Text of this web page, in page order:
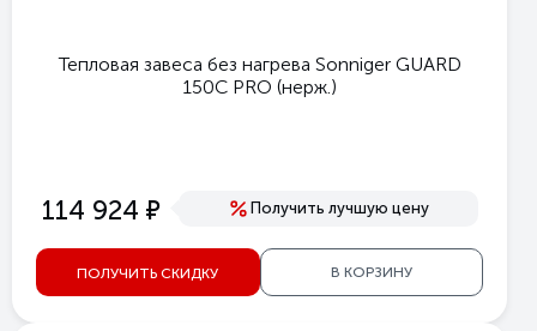
Тепловая завеса без нагрева Sonniger GUARD
150C PRO (нерж.)
114 924 е Получить лучшую цену
ПОЛУЧИТЬ СКИДКУ В КОРЗИНУ